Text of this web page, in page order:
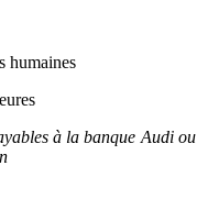
humaines
à la banque Audi ou